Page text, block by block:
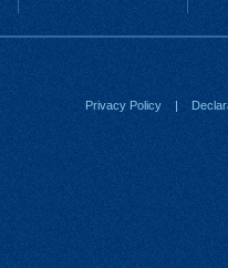
|
Privacy Policy